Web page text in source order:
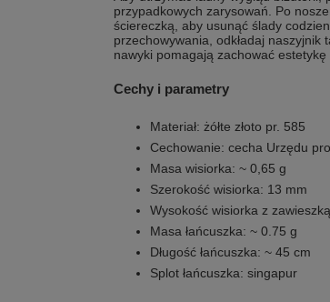
przypadkowych zarysowań. Po
ściereczką, aby usunąć ślady
przechowywania, odkładaj naszyjnik
nawyki pomagają zachować estetykę
Cechy i parametry
Materiał: żółte złoto pr. 585
Cechowanie: cecha Urzędu
Masa wisiorka: ~ 0,65 g
Szerokość wisiorka: 13 mm
Wysokość wisiorka z
Masa łańcuszka: ~ 0.75 g
Długość łańcuszka: ~ 45 cm
Splot łańcuszka: singapur